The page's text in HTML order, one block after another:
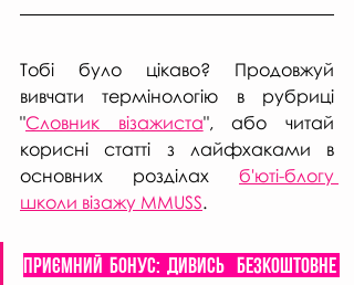
Тобі було цікаво? Продовжуй
вивчати термінологію в рубриці
"Словник візажиста", або читай
корисні статті з лайфхаками в
основних розділах б'юті-блогу
школи візажу MMUSS.
Приємний бонус: дивись  безкоштовне